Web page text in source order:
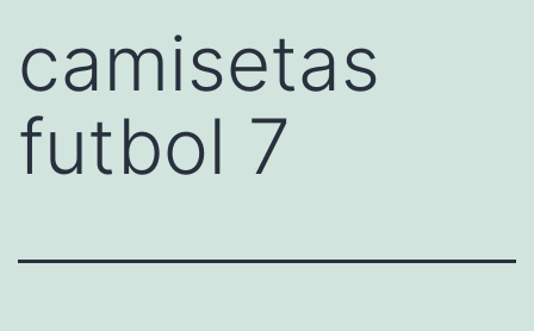
camisetas
futbol 7